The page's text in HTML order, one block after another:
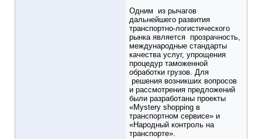
Одним из рычагов
дальнейшего развития
транспортно-логистического
рынка является прозрачность,
международные стандарты
качества услуг, упрощения
процедур таможенной
обработки грузов. Для
решения возникших вопросов
и рассмотрения предложений
были разработаны проекты
«Mystery shopping в
транспортном сервисе» и
«Народный контроль на
транспорте».